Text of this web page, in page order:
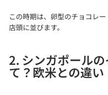
この時期は、卵型のチョコレ
店頭に並びます。
2. シンガポール
て？欧米との違い